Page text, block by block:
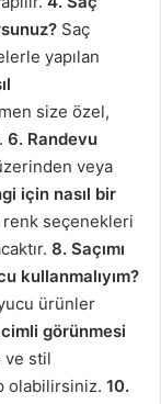
Saç
yapılan
size özel,
6. Randevu
veya
için nasıl bir
seçenekleri
8. Saçımı
kullanmalıyım?
ürünler
görünmesi
ve stil
olabilirsiniz. 10.